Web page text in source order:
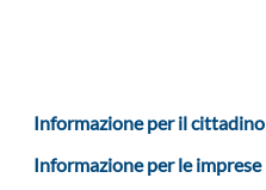
Menu Sidebar
Informazione per il cittadino
Informazione per le imprese